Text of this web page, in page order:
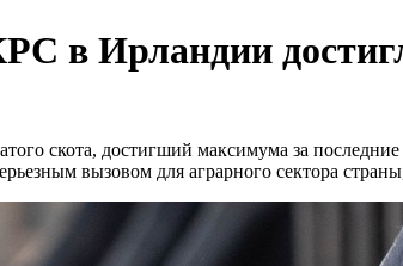
в Ирландии
скота, достигший максимума за
вызовом для аграрного сектора